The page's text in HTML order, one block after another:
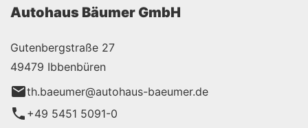
Autohaus Bäumer GmbH
Gutenbergstraße 27
49479 Ibbenbüren
th.baeumer@autohaus-baeumer.de
+49 5451 5091-0